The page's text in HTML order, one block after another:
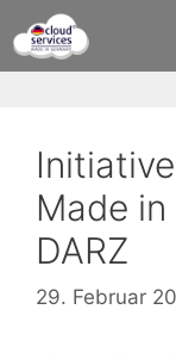
Inhalt
springen
Made
DARZ
29. Februar